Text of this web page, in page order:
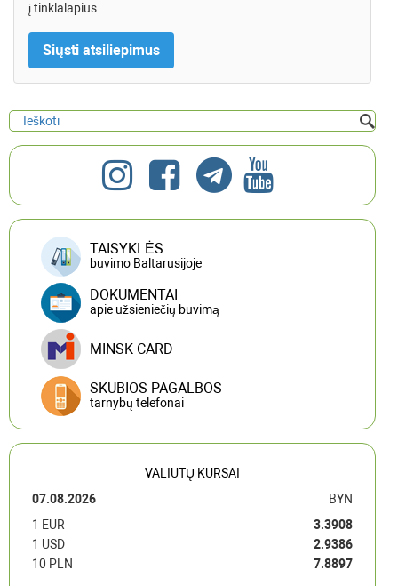
į tinklalapius.
TAISYKLĖS
buvimo Baltarusijoje
DOKUMENTAI
apie užsieniečių buvimą
MINSK CARD
SKUBIOS PAGALBOS
tarnybų telefonai
VALIUTŲ KURSAI
07.08.2026
BYN
1 EUR
3.3908
1 USD
2.9386
10 PLN
7.8897